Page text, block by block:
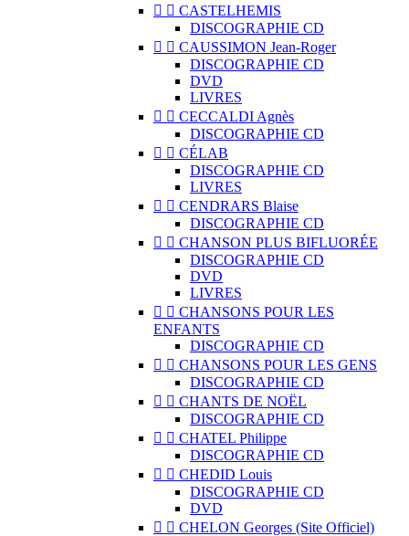
  CASTELHEMIS
DISCOGRAPHIE CD
  CAUSSIMON Jean-Roger
DISCOGRAPHIE CD
DVD
LIVRES
  CECCALDI Agnès
DISCOGRAPHIE CD
  CÉLAB
DISCOGRAPHIE CD
LIVRES
  CENDRARS Blaise
DISCOGRAPHIE CD
  CHANSON PLUS BIFLUORÉE
DISCOGRAPHIE CD
DVD
LIVRES
  CHANSONS POUR LES
ENFANTS
DISCOGRAPHIE CD
  CHANSONS POUR LES GENS
DISCOGRAPHIE CD
  CHANTS DE NOËL
DISCOGRAPHIE CD
  CHATEL Philippe
DISCOGRAPHIE CD
  CHEDID Louis
DISCOGRAPHIE CD
DVD
  CHELON Georges (Site Officiel)